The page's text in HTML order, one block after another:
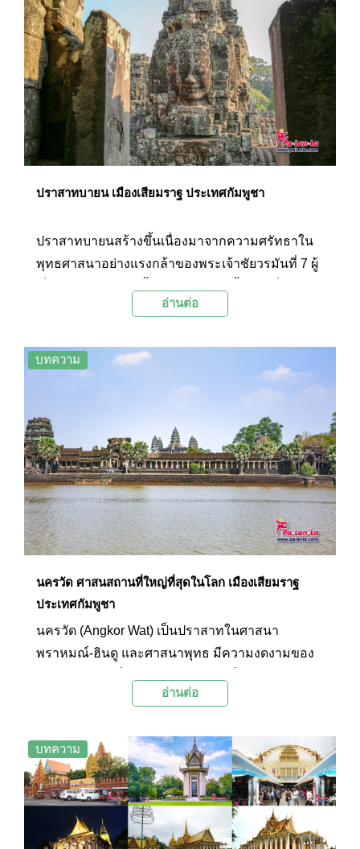
โบราณกลางป่าที่เต็มไปด้วยไม้ใหญ่ และจากภาพอัน
น่ามหัศจรรย์และบรรยากาศอันลึกลับนี้เอง ทำให้
ปราสาทตาพรหมถูกเลือกเป็นฉากภายในภาพยนตร์
เรื่อง Tomb Raider อันโด่งดัง ทำให้ปราสาทแห่งนี้
กลายเป็นที่สนใจและเป็นสถานที่ที่ต้องมาเยือนสัก
ครั้งของนักท่องเที่ยว
ปราสาทบายน เมืองเสียมราฐ ประเทศกัมพูชา
ปราสาทบายนสร้างขึ้นเนื่องมาจากความศรัทธาใน
พุทธศาสนาอย่างแรงกล้าของพระเจ้าชัยวรมันที่ 7 ผู้
เปลี่ยนแปลงขนานใหญ่ของสถาปัตยกรรมที่เคยสร้าง
พุทธรวมถึงการเปลี่ยนความเชื่อว่ากษัตริย์เป็นองค์
อวตารของพระโพธิสัตว์แทนที่พระวิษณุหรือพระศิวะ
โบราณคดีเชื่อกันว่าพระพักตร์ที่แกะสลักอยู่บน
ปราสาทบายนนั้น น่าจะเป็นพระพักตร์ของพระเจ้าชัย
วรมันที่ 7 ที่สร้างขึ้นเพื่อให้พระองค์ได้สอดส่องดูแล
อาณาประชาราษฎร์อย่างทั่วถึง แต่บางส่วนก็ยังเชื่อ
ว่าลักษณะการสร้างพระพักตร์ไว้รอบด้านอย่างนี้น่า
จะหมายถึงพระพรหมด้วยเช่นกัน
อ่านต่อ
บทความ
นครวัด ศาสนสถานที่ใหญ่ที่สุดในโลก เมืองเสียมราฐ
ประเทศกัมพูชา
นครวัด (Angkor Wat) เป็นปราสาทในศาสนา
พราหมณ์-ฮินดู และศาสนาพุทธ มีความงดงามของ
ชิ้นเอก ตั้งอยู่ที่เมืองเสียมราฐ ประเทศกัมพูชา
อ่านต่อ
บทความ